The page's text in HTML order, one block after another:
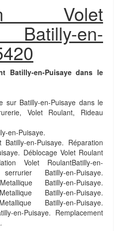
Volet
en-
Batilly-en-Puisaye dans le
sur Batilly-en-Puisaye dans le
Volet Roulant, Rideau
en-Puisaye.
en-Puisaye. Réparation
Déblocage Volet Roulant
Volet RoulantBatilly-en-
Batilly-en-Puisaye.
Batilly-en-Puisaye.
Batilly-en-Puisaye.
Batilly-en-Puisaye.
en-Puisaye. Remplacement